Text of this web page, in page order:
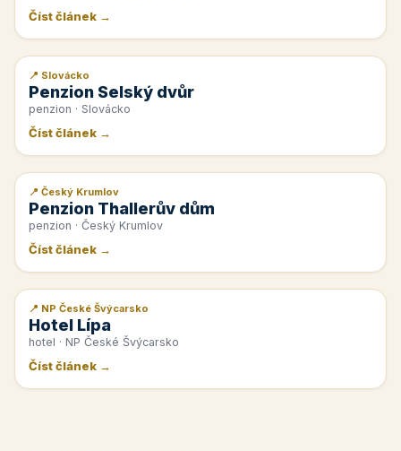
Číst článek →
📰 PR článek
📍 Slovácko
Penzion Selský dvůr
penzion · Slovácko
Číst článek →
📰 PR článek
📍 Český Krumlov
Penzion Thallerův dům
penzion · Český Krumlov
Číst článek →
📰 PR článek
📍 NP České Švýcarsko
Hotel Lípa
hotel · NP České Švýcarsko
Číst článek →